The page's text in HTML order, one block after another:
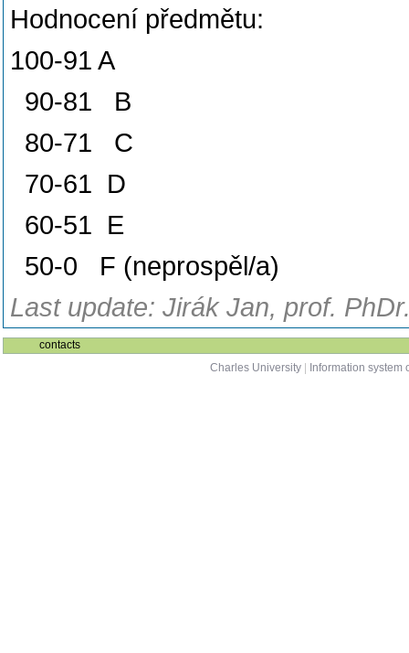
Hodnocení předmětu:
100-91 A
90-81 B
80-71 C
70-61 D
60-51 E
50-0 F (neprospěl/a)
Last update: Jirák Jan, prof.
contacts
Charles University
Information